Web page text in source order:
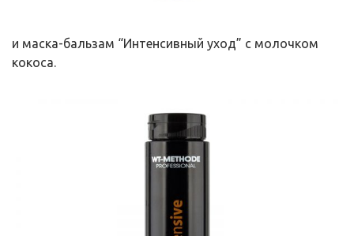
и маска-бальзам “Интенсивный уход” с молочком
кокоса.